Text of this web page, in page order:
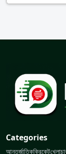
Categories
আন্তর্জাতিকক্রিকেটখেলা